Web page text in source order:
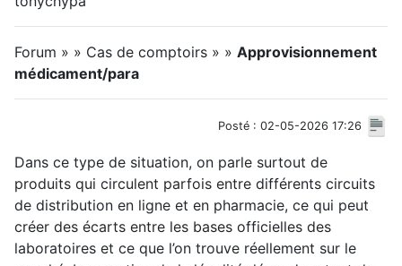
Forum » » Cas de comptoirs » » Approvisionnement
médicament/para
Posté : 02-05-2026 17:26
Dans ce type de situation, on parle surtout de
produits qui circulent parfois entre différents circuits
de distribution en ligne et en pharmacie, ce qui peut
créer des écarts entre les bases officielles des
laboratoires et ce que l’on trouve réellement sur le